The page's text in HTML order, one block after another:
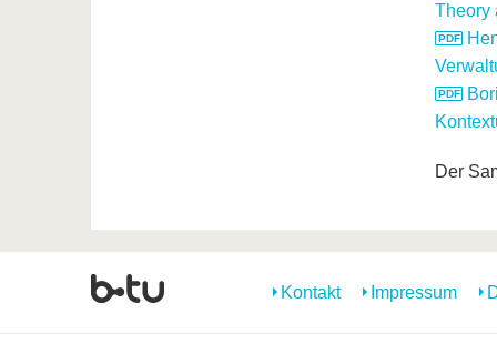
Theory
Der
Kontakt Impressum